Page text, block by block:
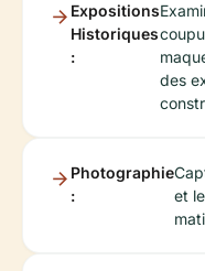
Expositions
Historiques
:
des
Photographie
:
et